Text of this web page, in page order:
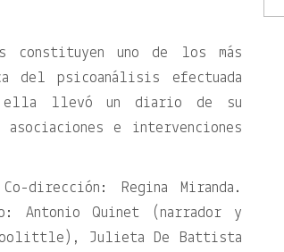
uno de los más
del psicoanálisis efectuada
ella llevó un diario de su
e intervenciones
dirección: Regina Miranda.
Antonio Quinet (narrador y
Julieta De Battista